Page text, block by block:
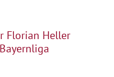
Florian Heller